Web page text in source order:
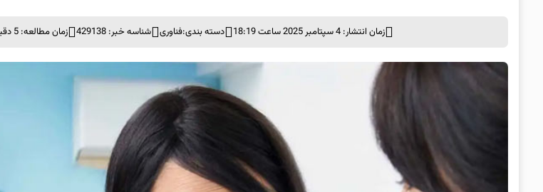
زمان انتشار: 4 سپتامبر 2025 ساعت 18:19 دسته بندی:فناوری شناسه خبر: 429138 زمان مطالعه: 5 دقیقه